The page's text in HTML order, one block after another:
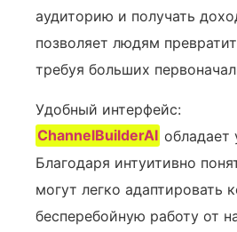
аудиторию и получать
позволяет людям
требуя больших
Удобный интерфейс:
ChannelBuilderAI обладает
Благодаря интуитивно
могут легко адаптировать
бесперебойную работу от